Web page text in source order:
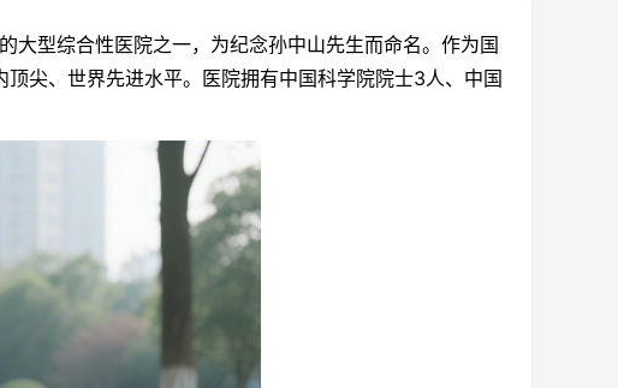
型综合性医院之一，为纪念孙中山先生而命名。作为国
尖、世界先进水平。医院拥有中国科学院院士3人、中国